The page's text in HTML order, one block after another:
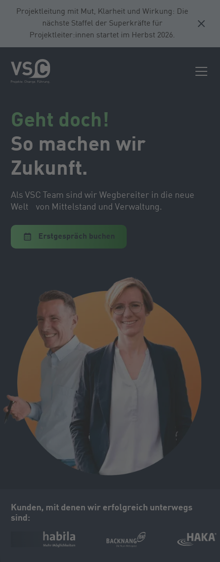
Projektleitung mit Mut, Klarheit und Wirkung: Die
nächste Staffel der Superkräfte für
Projektleiter:innen startet im Herbst 2026.
Geht doch!
So machen wir
Zukunft.
Als VSC Team sind wir Wegbereiter in die neue
Welt von Mittelstand und Verwaltung.
Erstgespräch buchen
Kunden, mit denen wir erfolgreich unterwegs
sind: